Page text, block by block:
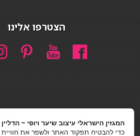
הצטרפו אלינו
חיפוש
המגזין הישראלי עיצוב שיער ויופי ~ הדליין
כדי להבטיח תפקוד האתר ולשפר את